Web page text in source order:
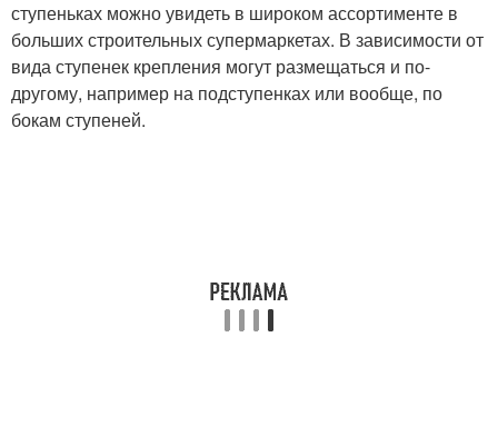
ступеньках можно увидеть в широком ассортименте в
больших строительных супермаркетах. В зависимости от
вида ступенек крепления могут размещаться и по-
другому, например на подступенках или вообще, по
бокам ступеней.